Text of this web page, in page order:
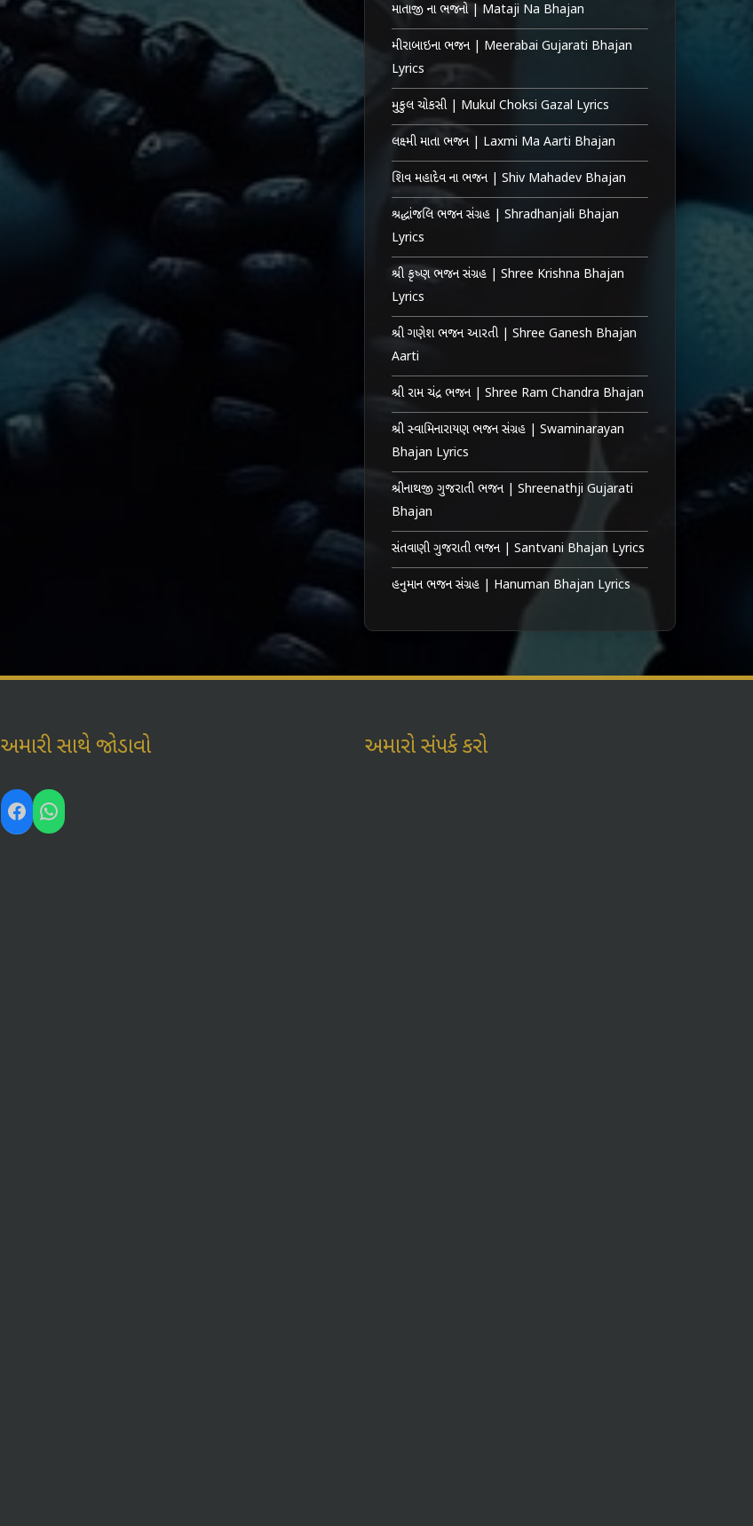
માતાજી ના ભજનો | Mataji Na Bhajan
મીરાબાઇના ભજન | Meerabai Gujarati Bhajan
Lyrics
મુકુલ ચોકસી | Mukul Choksi Gazal Lyrics
લક્ષ્મી માતા ભજન | Laxmi Ma Aarti Bhajan
શિવ મહાદેવ ના ભજન | Shiv Mahadev Bhajan
શ્રદ્ધાંજલિ ભજન સંગ્રહ | Shradhanjali Bhajan
Lyrics
શ્રી કૃષ્ણ ભજન સંગ્રહ | Shree Krishna Bhajan
Lyrics
શ્રી ગણેશ ભજન આરતી | Shree Ganesh Bhajan
Aarti
શ્રી રામ ચંદ્ર ભજન | Shree Ram Chandra Bhajan
શ્રી સ્વામિનારાયણ ભજન સંગ્રહ | Swaminarayan
Bhajan Lyrics
શ્રીનાથજી ગુજરાતી ભજન | Shreenathji Gujarati
Bhajan
સંતવાણી ગુજરાતી ભજન | Santvani Bhajan Lyrics
હનુમાન ભજન સંગ્રહ | Hanuman Bhajan Lyrics
અમારી સાથે જોડાવો
Facebook
WhatsApp
અમારો સંપર્ક કરો